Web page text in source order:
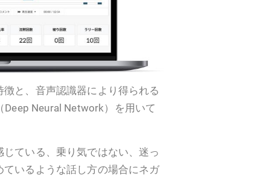
と、音声認識器により得られる
Neural Network）を用いて
ている、乗り気ではない、迷っ
いるような話し方の場合にネガ